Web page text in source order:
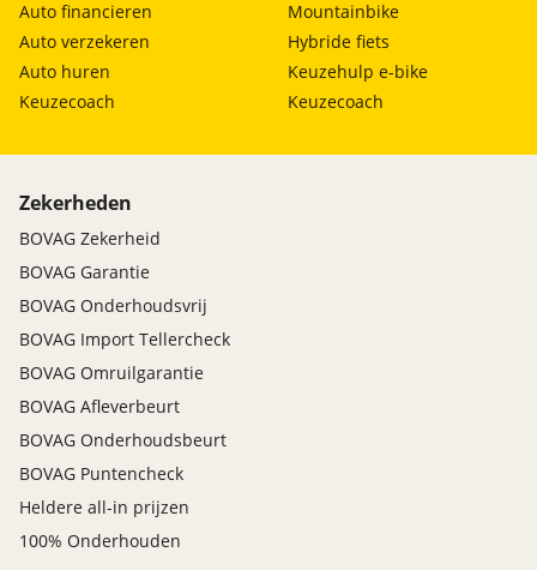
Auto financieren
Auto verzekeren
Auto huren
Keuzecoach
Mountainbike
Hybride fiets
Keuzehulp e-bike
Keuzecoach
Zekerheden
BOVAG Zekerheid
BOVAG Garantie
BOVAG Onderhoudsvrij
BOVAG Import Tellercheck
BOVAG Omruilgarantie
BOVAG Afleverbeurt
BOVAG Onderhoudsbeurt
BOVAG Puntencheck
Heldere all-in prijzen
100% Onderhouden